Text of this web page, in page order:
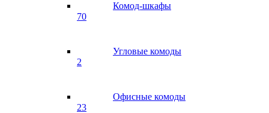
Комод-шкафы
70
Угловые комоды
2
Офисные комоды
23